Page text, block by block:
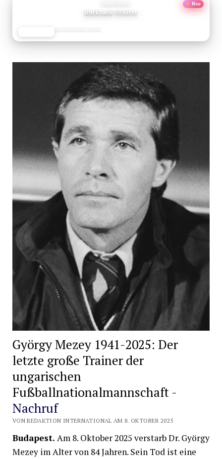
Neu
Rucksack 50 Liter
György Mezey 1941-2025: Der
letzte große Trainer der
ungarischen
Fußballnationalmannschaft -
Nachruf
VON REDAKTION INTERNATIONAL AM 8. OKTOBER 2025
Budapest. Am 8. Oktober 2025 verstarb Dr. György
Mezey im Alter von 84 Jahren. Sein Tod ist eine